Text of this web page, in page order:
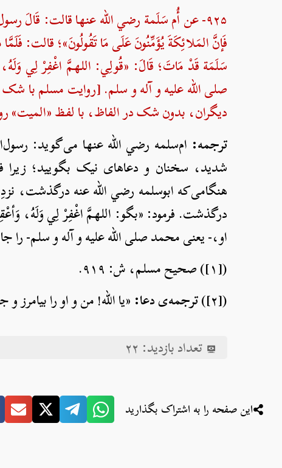
۹۲۵- عن أُم سَلَمة رضي الله عنها قالت: قَالَ
فَإنَّ المَلائِكَةَ يُؤَمِّنُونَ عَلَى مَا تَقُولُونَ»؛ قالت:
سَلَمَة قَدْ مَاتَ؛ قَالَ: «قُولِي: اللهمَّ اغْفِرْ لِي
صلی الله علیه و آله و سلم. [روایت مسلم با شک
دیگران، بدون شک در الفاظ، با لفظ «الميت»
ترجمه: ام‌سلمه رضي الله عنها می‌گوید:
شدید، سخنان و دعاهای نیک بگویید؛ زیرا
هنگامی‌که ابوسلمه رضي الله عنه درگذشت،
درگذشت. فرمود: «بگو: اللهمَّ اغْفِرْ لِي وَلَهُ،
او،- یعنی محمد صلی الله علیه و آله و سلم- را
([۱]) صحیح مسلم، ش: ۹۱۹.
([۲])
ترجمه‌ی دعا: «یا الله! من و او را
تعداد بازدید: ۲۲
این صفحه را به اشتراک بگذارید